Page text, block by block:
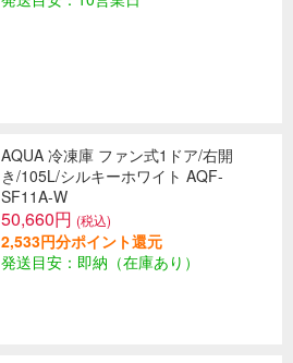
AQUA 冷凍庫 ファン式1ドア/右開
き/105L/シルキーホワイト AQF-
SF11A-W
50,660円 (税込)
2,533円分ポイント還元
発送目安：即納（在庫あり）